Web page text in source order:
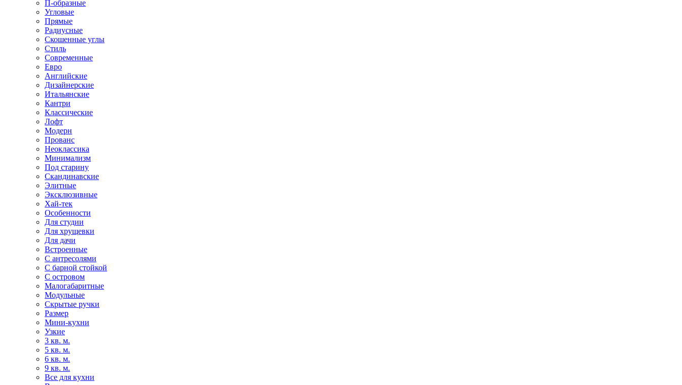
П-образные
Угловые
Прямые
Радиусные
Скошенные углы
Стиль
Современные
Евро
Английские
Дизайнерские
Итальянские
Кантри
Классические
Лофт
Модерн
Прованс
Неоклассика
Минимализм
Под старину
Скандинавские
Элитные
Эксклюзивные
Хай-тек
Особенности
Для студии
Для хрущевки
Для дачи
Встроенные
С антресолями
С барной стойкой
С островом
Малогабаритные
Модульные
Скрытые ручки
Размер
Мини-кухни
Узкие
3 кв. м.
5 кв. м.
6 кв. м.
9 кв. м.
Все для кухни